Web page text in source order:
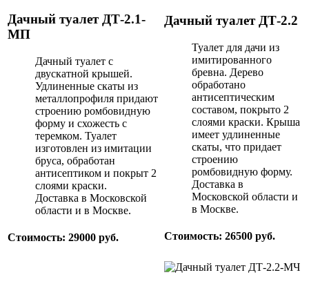
Дачный туалет ДТ-2.1-
МП
Дачный туалет с
двускатной крышей.
Удлиненные скаты из
металлопрофиля придают
строению ромбовидную
форму и схожесть с
теремком. Туалет
изготовлен из имитации
бруса, обработан
антисептиком и покрыт 2
слоями краски.
Доставка в Московской
области и в Москве.
Стоимость: 29000 руб.
Дачный туалет ДТ-2.2
Туалет для дачи из
имитированного
бревна. Дерево
обработано
антисептическим
составом, покрыто 2
слоями краски. Крыша
имеет удлиненные
скаты, что придает
строению
ромбовидную форму.
Доставка в
Московской области и
в Москве.
Стоимость: 26500 руб.